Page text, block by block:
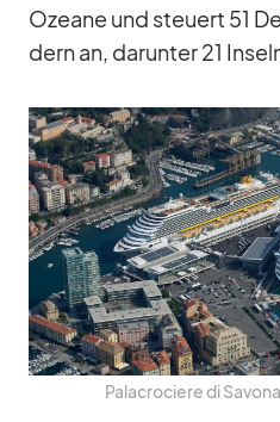
Ozeane und steu­ert 51
dern an, dar­un­ter 21
Pa­lacro­ciere di